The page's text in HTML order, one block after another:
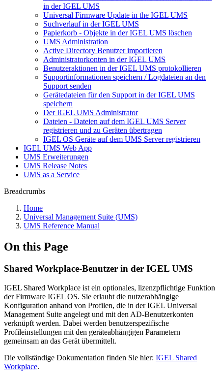
in der IGEL UMS
Universal Firmware Update in the IGEL UMS
Suchverlauf in der IGEL UMS
Papierkorb - Objekte in der IGEL UMS löschen
UMS Administration
Active Directory Benutzer importieren
Administratorkonten in der IGEL UMS
Benutzeraktionen in der IGEL UMS protokollieren
Supportinformationen speichern / Logdateien an den
Support senden
Gerätedateien für den Support in der IGEL UMS
speichern
Der IGEL UMS Administrator
Dateien - Dateien auf dem IGEL UMS Server
registrieren und zu Geräten übertragen
IGEL OS Geräte auf dem UMS Server registrieren
IGEL UMS Web App
UMS Erweiterungen
UMS Release Notes
UMS as a Service
Breadcrumbs
Home
Universal Management Suite (UMS)
UMS Reference Manual
On this Page
Shared Workplace-Benutzer in der IGEL UMS
IGEL Shared Workplace ist ein optionales, lizenzpflichtige Funktion
der Firmware IGEL OS. Sie erlaubt die nutzerabhängige
Konfiguration anhand von Profilen, die in der IGEL Universal
Management Suite angelegt und mit den AD-Benutzerkonten
verknüpft werden. Dabei werden benutzerspezifische
Profileinstellungen mit den geräteabhängigen Parametern
gemeinsam an das Gerät übermittelt.
Die vollständige Dokumentation finden Sie hier: IGEL Shared
Workplace.